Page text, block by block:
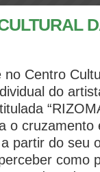
no Centro
do
o cruzamento
partir do seu
como